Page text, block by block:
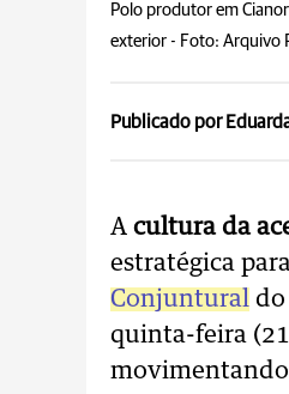
Polo produtor em
exterior - Foto: Arquivo
Publicado por
A cultura da
estratégica
Conjuntural
quinta-feira
movimentando